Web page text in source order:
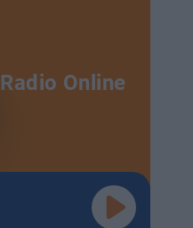
Radio Online